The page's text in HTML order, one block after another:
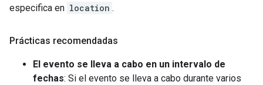
especifica en location .
Prácticas recomendadas
El evento se lleva a cabo en un intervalo de
fechas: Si el evento se lleva a cabo durante varios